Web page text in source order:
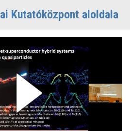
Kutatóközpont aloldala